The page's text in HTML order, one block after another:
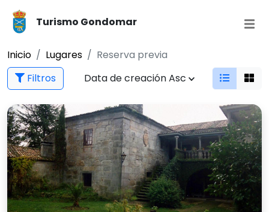
Turismo Gondomar
Inicio Lugares
Reserva previa
Filtros
Data de creación Asc